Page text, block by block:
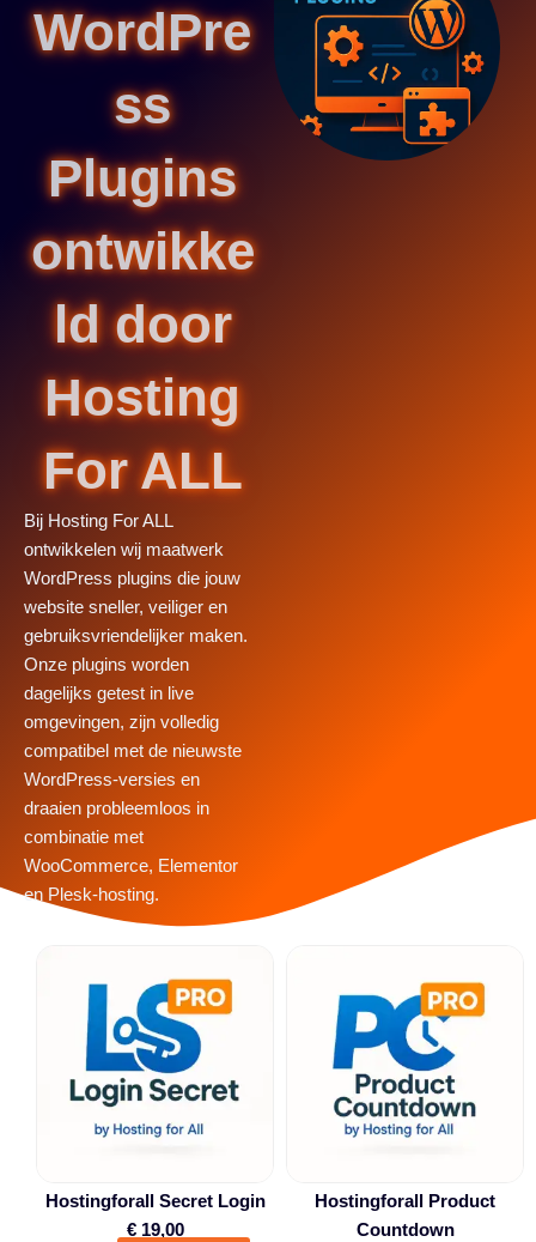
WordPre
ss
Plugins
ontwikke
ld door
Hosting
For ALL
Bij Hosting For ALL
ontwikkelen wij maatwerk
WordPress plugins die jouw
website sneller, veiliger en
gebruiksvriendelijker maken.
Onze plugins worden
dagelijks getest in live
omgevingen, zijn volledig
compatibel met de nieuwste
WordPress-versies en
draaien probleemloos in
combinatie met
WooCommerce, Elementor
en Plesk-hosting.
Hostingforall Secret Login
€19,00
Hostingforall Product
Countdown